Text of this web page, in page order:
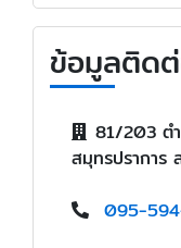
ข้อมูลติด
81/203 ตำ
สมุทรปราการ
095-